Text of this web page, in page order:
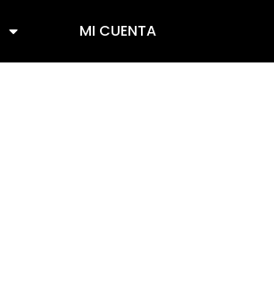
MI CUENTA